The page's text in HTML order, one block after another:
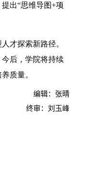
出“思维导图+项
才探索新路径。
后，学院将持续
质量。
编辑：张晴
终审：刘玉峰